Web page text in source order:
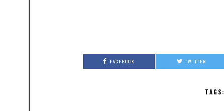
FACEBOOK TWITTER
TAGS: